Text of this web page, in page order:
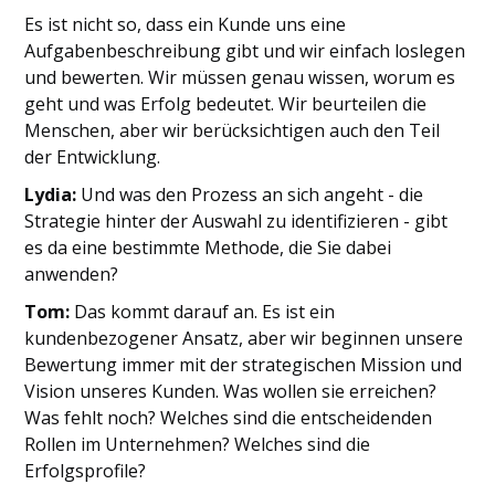
Es ist nicht so, dass ein Kunde uns eine
Aufgabenbeschreibung gibt und wir einfach loslegen
und bewerten. Wir müssen genau wissen, worum es
geht und was Erfolg bedeutet. Wir beurteilen die
Menschen, aber wir berücksichtigen auch den Teil
der Entwicklung.
Lydia: Und was den Prozess an sich angeht - die
Strategie hinter der Auswahl zu identifizieren - gibt
es da eine bestimmte Methode, die Sie dabei
anwenden?
Tom: Das kommt darauf an. Es ist ein
kundenbezogener Ansatz, aber wir beginnen unsere
Bewertung immer mit der strategischen Mission und
Vision unseres Kunden. Was wollen sie erreichen?
Was fehlt noch? Welches sind die entscheidenden
Rollen im Unternehmen? Welches sind die
Erfolgsprofile?